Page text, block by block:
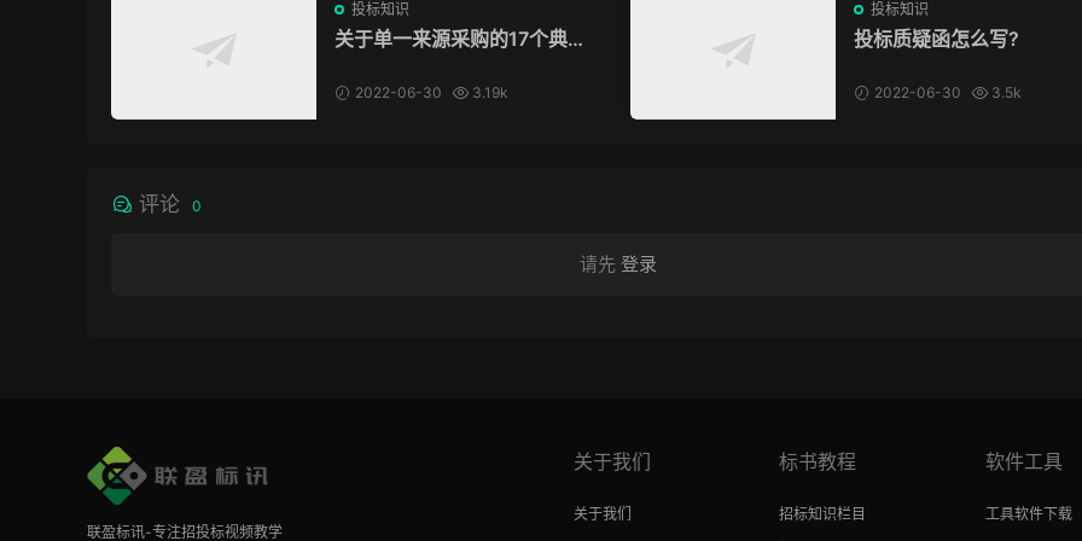
投标知识
关于单一来源采购的17个典型
2022-06-30 3.19k
投标知识
投标质疑函怎么写?
2022-06-30 3.5k
评论 0
请先 登录
联盈标讯-专注招投标视频教学
关于我们
关于我们
标书教程
招标知识栏目
软件工具
工具软件下载